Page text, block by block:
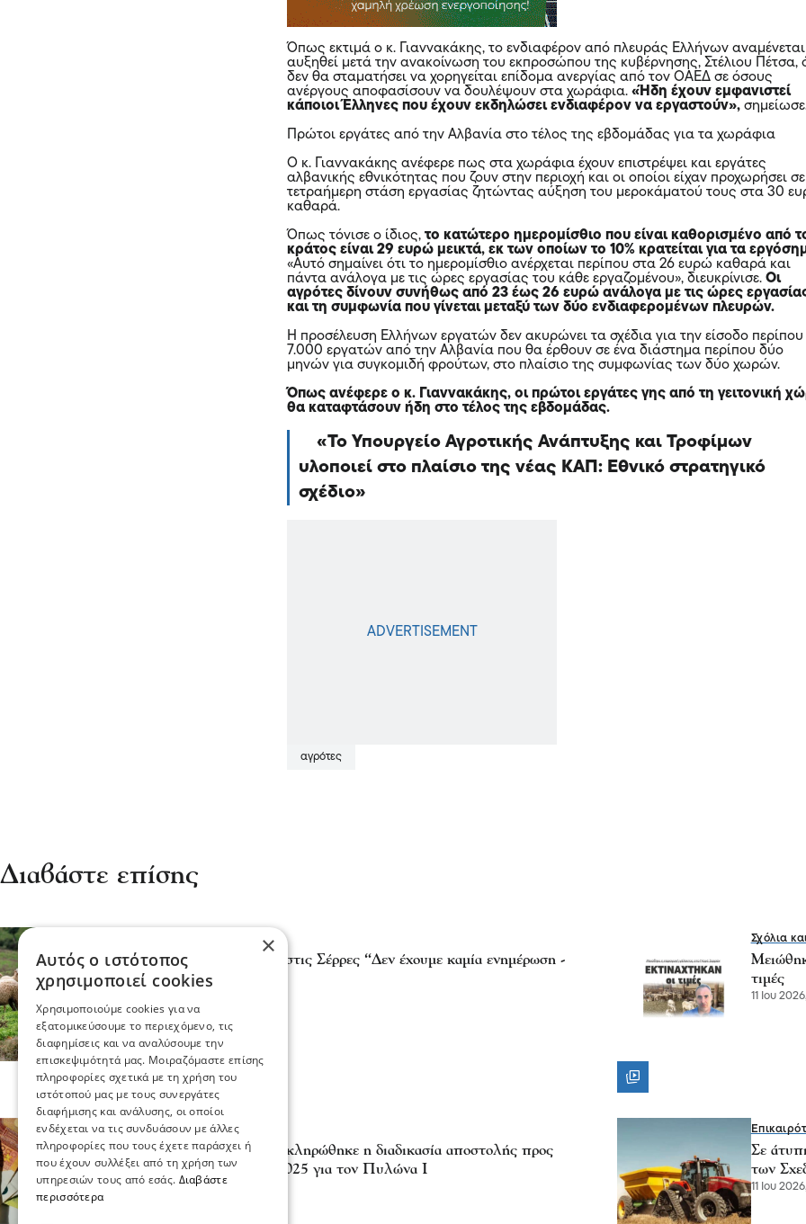
Όπως εκτιμά ο κ. Γιαννακάκης, το ενδιαφέρον από πλευράς Ελλήνων
αυξηθεί μετά την ανακοίνωση του εκπροσώπου της κυβέρνησης, Στέλιου Πέτσα,
δεν θα σταματήσει να χορηγείται επίδομα ανεργίας από τον ΟΑΕΔ σε όσους
ανέργους αποφασίσουν να δουλέψουν στα χωράφια.«Ήδη έχουν εμφανιστεί
κάποιοι Έλληνες που έχουν εκδηλώσει ενδιαφέρον να εργαστούν»,
Πρώτοι εργάτες από την Αλβανία στο τέλος της εβδομάδας για τα χωράφια
Ο κ. Γιαννακάκης ανέφερε πως στα χωράφια έχουν επιστρέψει και εργάτες
αλβανικής εθνικότητας που ζουν στην περιοχή και οι οποίοι είχαν προχωρήσει σε
τετραήμερη στάση εργασίας ζητώντας αύξηση του μεροκάματού τους στα 30
καθαρά.
Όπως τόνισε ο ίδιος, το κατώτερο ημερομίσθιο που είναι καθορισμένο από
κράτος είναι 29 ευρώ μεικτά, εκ των οποίων το 10% κρατείται για τα
«Αυτό σημαίνει ότι το ημερομίσθιο ανέρχεται περίπου στα 26 ευρώ καθαρά και
πάντα ανάλογα με τις ώρες εργασίας του κάθε εργαζομένου», διευκρίνισε.Οι
αγρότες δίνουν συνήθως από 23 έως 26 ευρώ ανάλογα με τις ώρες
και τη συμφωνία που γίνεται μεταξύ των δύο ενδιαφερομένων πλευρών.
Η προσέλευση Ελλήνων εργατών δεν ακυρώνει τα σχέδια για την είσοδο περίπου
7.000 εργατών από την Αλβανία που θα έρθουν σε ένα διάστημα περίπου δύο
μηνών για συγκομιδή φρούτων, στο πλαίσιο της συμφωνίας των δύο χωρών.
Όπως ανέφερε ο κ. Γιαννακάκης, οι πρώτοι εργάτες γης από τη γειτονική
θα καταφτάσουν ήδη στο τέλος της εβδομάδας.
Το Υπουργείο Αγροτικής Ανάπτυξης και Τροφίμων
υλοποιεί στο πλαίσιο της νέας ΚΑΠ: Εθνικό στρατηγικό
σχέδιο
αγρότες
Διαβάστε επίσης
Ανασύσταση κοπαδιών στις Σέρρες “Δεν έχουμε καμία ενημέρωση -
Είναι έγκλημα”
Σχόλια
τιμές
11 Ιου
Επικαιρότητα
ΥΠΑΑΤ - ΑΑΔΕ: Ολοκληρώθηκε η διαδικασία αποστολής προς
πληρωμή ενισχύσεων 2025 για τον Πυλώνα Ι
28 Ιου 2026, 20:02
Σε
των
11 Ιου
×
Αυτός ο ιστότοπος
χρησιμοποιεί cookies
Χρησιμοποιούμε cookies για να
εξατομικεύσουμε το περιεχόμενο, τις
διαφημίσεις και να αναλύσουμε την
επισκεψιμότητά μας. Μοιραζόμαστε επίσης
πληροφορίες σχετικά με τη χρήση του
ιστότοπού μας με τους συνεργάτες
διαφήμισης και ανάλυσης, οι οποίοι
ενδέχεται να τις συνδυάσουν με άλλες
πληροφορίες που τους έχετε παράσχει ή
που έχουν συλλέξει από τη χρήση των
υπηρεσιών τους από εσάς. Διαβάστε
περισσότερα